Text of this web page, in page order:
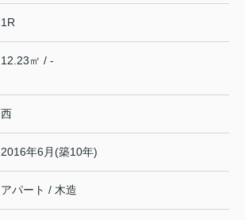
1R
12.23㎡ / -
西
2016年6月(築10年)
アパート / 木造